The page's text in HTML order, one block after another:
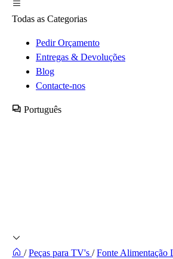
Todas as Categorias
Pedir Orçamento
Entregas & Devoluções
Blog
Contacte-nos
Português
/ Peças para TV's / Fonte